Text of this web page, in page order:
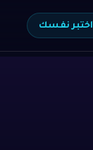
اختبر نفسك